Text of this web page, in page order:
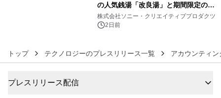
の人気銭湯「改良湯」と期間限定のコ
ラボレーション サウナイキタイコラ
ボグッズも発売決定！
株式会社ソニー・クリエイティブプロダクツ
2日前
トップ テクノロジーのプレスリリース一覧 アカウンティ
プレスリリース配信